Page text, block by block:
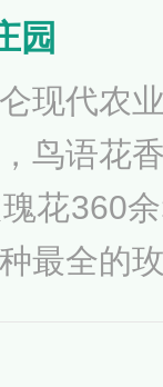
技设备
、《长
多个优
园
现代农
鸟语花
花360
最全的
花型繁